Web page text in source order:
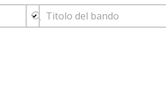
Barra ricerca bando
Search content